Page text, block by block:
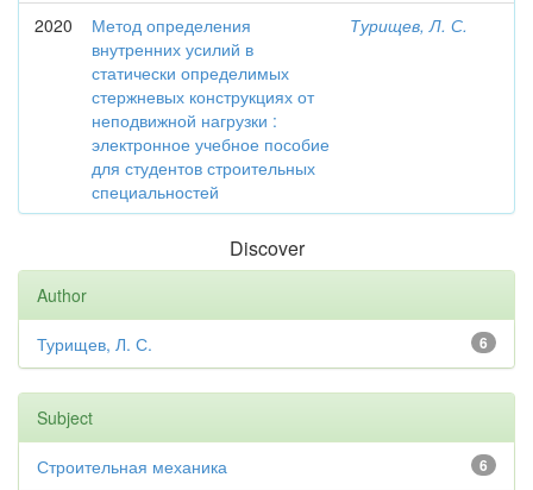
2020
Метод определения
внутренних усилий в
статически определимых
стержневых конструкциях от
неподвижной нагрузки :
электронное учебное пособие
для студентов строительных
специальностей
Турищев, Л. С.
Discover
Author
6
Турищев, Л. С.
Subject
6
Строительная механика